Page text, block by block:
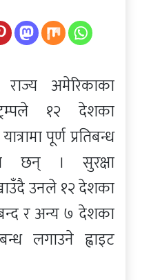
अमेरिकाका
ट्रम्पले १२ देशका
पूर्ण प्रतिबन्ध
छन् । सुरक्षा
उनले १२ देशका
र अन्य ७ देशका
लगाउने ह्वाइट